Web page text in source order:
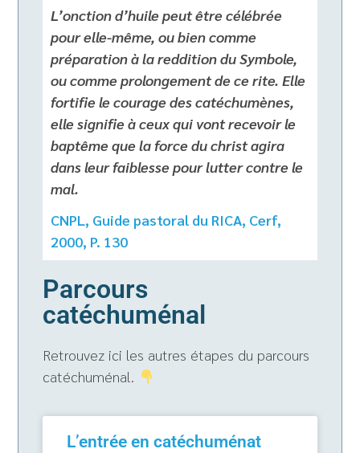
L’onction d’huile peut être célébrée
pour elle-même, ou bien comme
préparation à la reddition du Symbole,
ou comme prolongement de ce rite. Elle
fortifie le courage des catéchumènes,
elle signifie à ceux qui vont recevoir le
baptême que la force du christ agira
dans leur faiblesse pour lutter contre le
mal.
CNPL, Guide pastoral du RICA, Cerf,
2000, P. 130
Parcours
catéchuménal
Retrouvez ici les autres étapes du parcours
catéchuménal.
L’entrée en catéchuménat